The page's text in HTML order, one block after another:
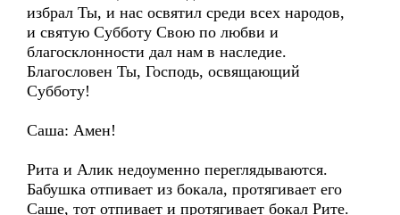
избрал Ты, и нас освятил среди всех народов,
и святую Субботу Свою по любви и
благосклонности дал нам в наследие.
Благословен Ты, Господь, освящающий
Субботу!
Саша: Амен!
Рита и Алик недоуменно переглядываются.
Бабушка отпивает из бокала, протягивает его
Саше, тот отпивает и протягивает бокал Рите.